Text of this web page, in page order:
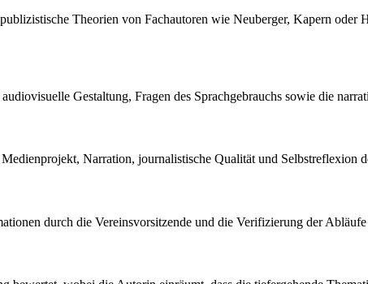
Theorien von Fachautoren wie Neuberger, Kapern oder
Gestaltung, Fragen des Sprachgebrauchs sowie die
Narration, journalistische Qualität und Selbstreflexion
durch die Vereinsvorsitzende und die Verifizierung der